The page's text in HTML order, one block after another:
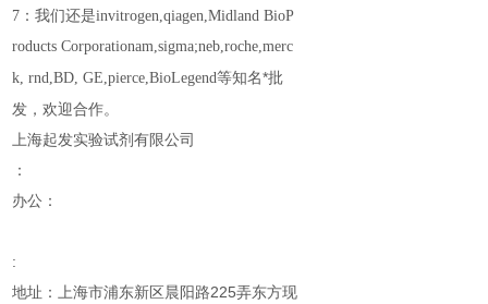
7：我们还是invitrogen,qiagen,Midland BioP
roducts Corporationam,sigma;neb,roche,merc
k, rnd,BD, GE,pierce,BioLegend等知名*批
发，欢迎合作。
上海起发实验试剂有限公司
：
办公：
:
地址：上海市浦东新区晨阳路225弄东方现